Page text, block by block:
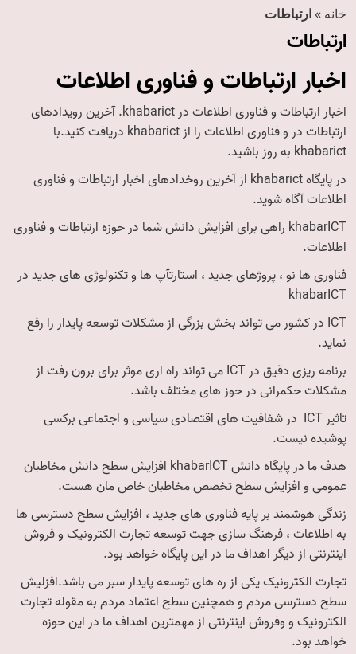
خانه »ارتباطات
ارتباطات
اخبار ارتباطات و فناوری اطلاعات
اخبار ارتباطات و فناوری اطلاعات در khabarict. آخرین رویدادهای
ارتباطات در و فناوری اطلاعات را از khabarict دریافت کنید.با
khabarict به روز باشید.
در پایگاه khabarict از آخرین روخدادهای اخبار ارتباطات و فناوری
اطلاعات آگاه شوید.
khabarICT راهی برای افزایش دانش شما در حوزه ارتباطات و فناوری
اطلاعات.
فناوری ها نو ، پروژهای جدید ، استارتآپ ها و تکنولوژی های جدید در
khabarICT
ICT در کشور می تواند بخش بزرگی از مشکلات توسعه پایدار را رفع
نماید.
برنامه ریزی دقیق در ICT می تواند راه اری موثر برای برون رفت از
مشکلات حکمرانی در حوز های مختلف باشد.
تاثیر ICT در شفافیت های اقتصادی سیاسی و اجتماعی برکسی
پوشیده نیست.
هدف ما در پایگاه دانش khabarICT افزایش سطح دانش مخاطبان
عمومی و افزایش سطح تخصص مخاطبان خاص مان هست.
زندگی هوشمند بر پایه فناوری های جدید ، افزایش سطح دسترسی ها
به اطلاعات ، فرهنگ سازی جهت توسعه تجارت الکترونیک و فروش
اینترنتی از دیگر اهداف ما در این پایگاه خواهد بود.
تجارت الکترونیک یکی از ره های توسعه پایدار سبر می باشد.افزلیش
سطح دسترسی مردم و همچنین سطح اعتماد مردم به مقوله تجارت
الکترونیک و وفروش اینترنتی از مهمترین اهداف ما در این حوزه
خواهد بود.